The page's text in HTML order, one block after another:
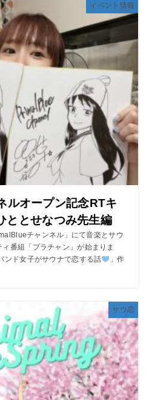
イベント情報
ルオープン記念RTキ
ととせなつみ先生編
チャンネル」にて音楽とサウ
番組「プラチャン」が始まりま
ンド女子がサウナで恋する話
」作
サウ恋